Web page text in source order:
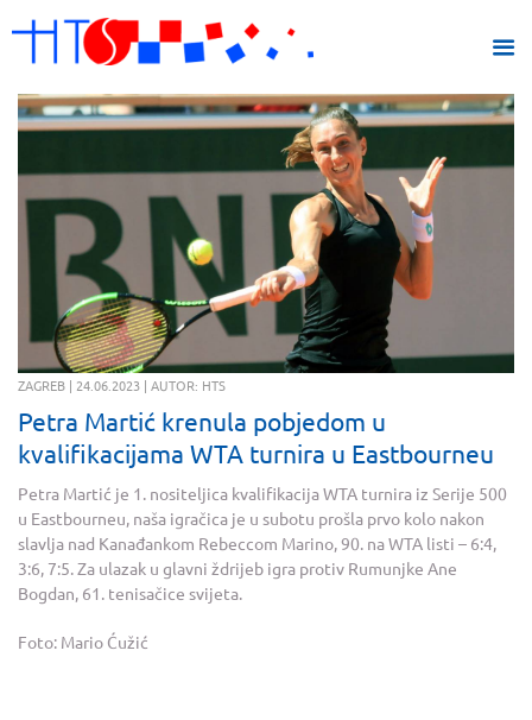
ZAGREB | 24.06.2023 | AUTOR: HTS
Petra Martić krenula pobjedom u
kvalifikacijama WTA turnira u Eastbourneu
Petra Martić je 1. nositeljica kvalifikacija WTA turnira iz Serije 500
u Eastbourneu, naša igračica je u subotu prošla prvo kolo nakon
slavlja nad Kanađankom Rebeccom Marino, 90. na WTA listi – 6:4,
3:6, 7:5. Za ulazak u glavni ždrijeb igra protiv Rumunjke Ane
Bogdan, 61. tenisačice svijeta.
Foto: Mario Ćužić